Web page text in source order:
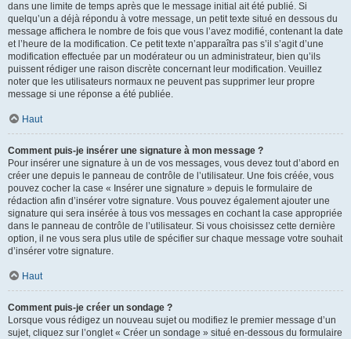
dans une limite de temps après que le message initial ait été publié. Si
quelqu’un a déjà répondu à votre message, un petit texte situé en dessous du
message affichera le nombre de fois que vous l’avez modifié, contenant la date
et l’heure de la modification. Ce petit texte n’apparaîtra pas s’il s’agit d’une
modification effectuée par un modérateur ou un administrateur, bien qu’ils
puissent rédiger une raison discrète concernant leur modification. Veuillez
noter que les utilisateurs normaux ne peuvent pas supprimer leur propre
message si une réponse a été publiée.
Haut
Comment puis-je insérer une signature à mon message ?
Pour insérer une signature à un de vos messages, vous devez tout d’abord en
créer une depuis le panneau de contrôle de l’utilisateur. Une fois créée, vous
pouvez cocher la case « Insérer une signature » depuis le formulaire de
rédaction afin d’insérer votre signature. Vous pouvez également ajouter une
signature qui sera insérée à tous vos messages en cochant la case appropriée
dans le panneau de contrôle de l’utilisateur. Si vous choisissez cette dernière
option, il ne vous sera plus utile de spécifier sur chaque message votre souhait
d’insérer votre signature.
Haut
Comment puis-je créer un sondage ?
Lorsque vous rédigez un nouveau sujet ou modifiez le premier message d’un
sujet, cliquez sur l’onglet « Créer un sondage » situé en-dessous du formulaire